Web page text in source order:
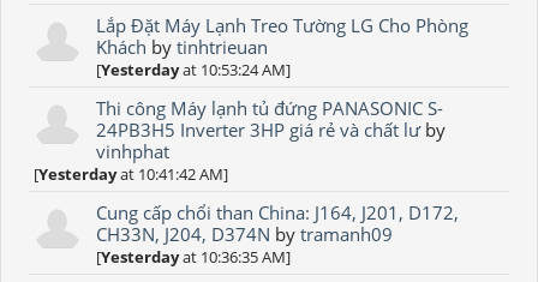
Lắp Đặt Máy Lạnh Treo Tường LG Cho Phòng
Khách bytinhtrieuan
[Yesterdayat 10:53:24 AM]
Thi công Máy lạnh tủ đứng PANASONIC S-
24PB3H5 Inverter 3HP giá rẻ và chất lưby
vinhphat
[Yesterdayat 10:41:42 AM]
Cung cấp chổi than China: J164, J201, D172,
CH33N, J204, D374N bytramanh09
[Yesterdayat 10:36:35 AM]